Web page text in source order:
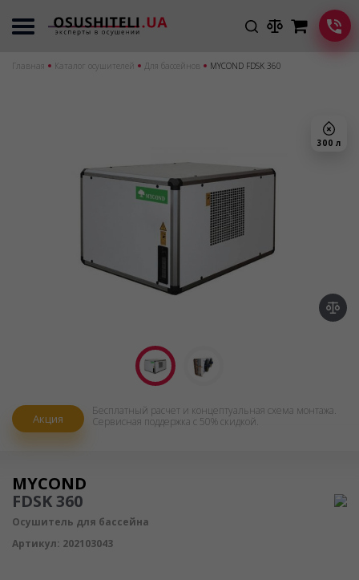
Главная Каталог осушителей Для бассейнов MYCOND FDSK 360
300 л
Акция
Бесплатный расчет и концептуальная схема монтажa.
Сервисная поддержка с 50% скидкой.
Осушитель воздуха
MYCOND
FDSK 360
Осушитель для бассейна
Артикул: 202103043